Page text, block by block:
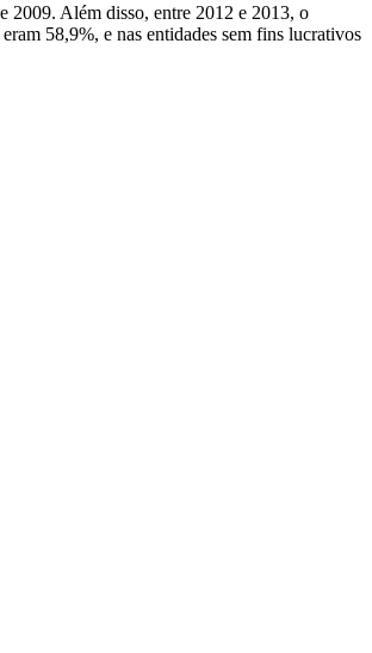
2009. Além disso, entre 2012 e 2013, o
58,9%, e nas entidades sem fins lucrativos